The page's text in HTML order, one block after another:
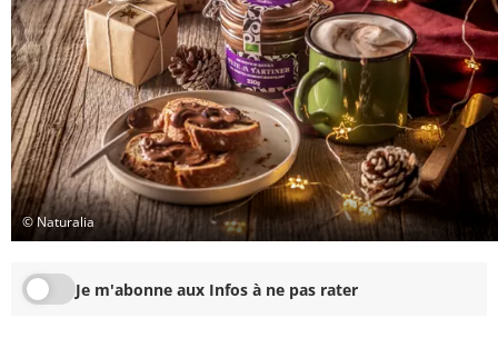
© Naturalia
Je m'abonne aux Infos à ne pas rater